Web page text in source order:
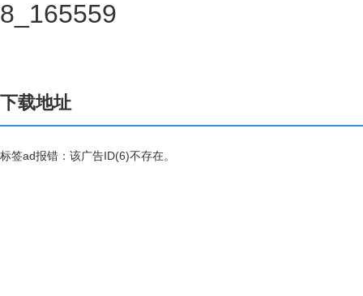
下载地址
标签ad报错：该广告ID(6)不存在。